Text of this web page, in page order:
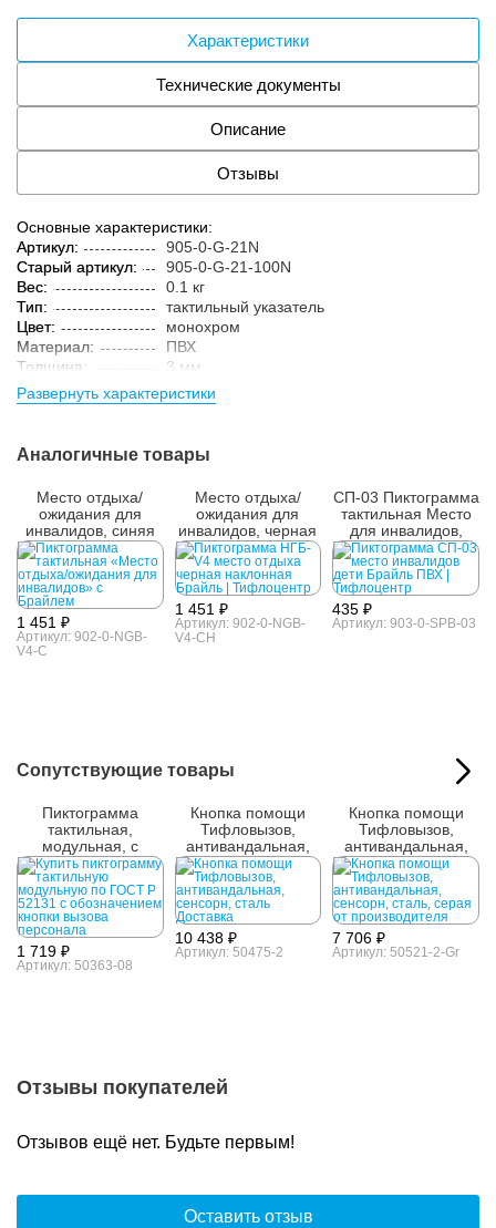
Характеристики
Технические документы
Описание
Отзывы
Основные характеристики:
Артикул:
905-0-G-21N
Старый артикул:
905-0-G-21-100N
Вес:
0.1 кг
Тип:
тактильный указатель
Цвет:
монохром
Материал:
ПВХ
Толщина:
3 мм
Развернуть характеристики
Аналогичные товары
Место отдыха/
ожидания для
инвалидов, синяя
1 451 ₽
Артикул: 902-0-NGB-
V4-C
Место отдыха/
ожидания для
инвалидов, черная
1 451 ₽
Артикул: 902-0-NGB-
V4-CH
СП-03 Пиктограмма
тактильная Место
для инвалидов,
пожилых с детьми
435 ₽
Артикул: 903-0-SPB-03
Сопутствующие товары
Пиктограмма
тактильная,
модульная, с
наклонным полем,
М8
1 719 ₽
Артикул: 50363-08
Кнопка помощи
Тифловызов,
антивандальная,
сенсорн, сталь
10 438 ₽
Артикул: 50475-2
Кнопка помощи
Тифловызов,
антивандальная,
сенсорн, сталь,
серая
7 706 ₽
Артикул: 50521-2-Gr
Отзывы покупателей
Отзывов ещё нет. Будьте первым!
Оставить отзыв